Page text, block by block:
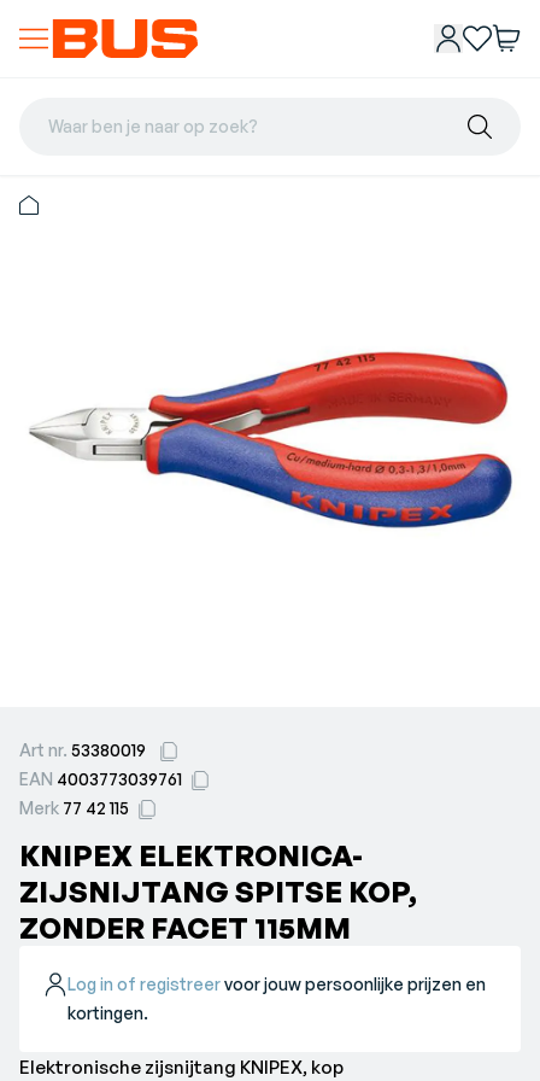
Waar ben je naar op zoek?
Art nr. 53380019
EAN 4003773039761
Merk 77 42 115
KNIPEX ELEKTRONICA-
ZIJSNIJTANG SPITSE KOP,
ZONDER FACET 115MM
Log in of registreervoor jouw persoonlijke prijzen en
kortingen.
Elektronische zijsnijtang KNIPEX, kop